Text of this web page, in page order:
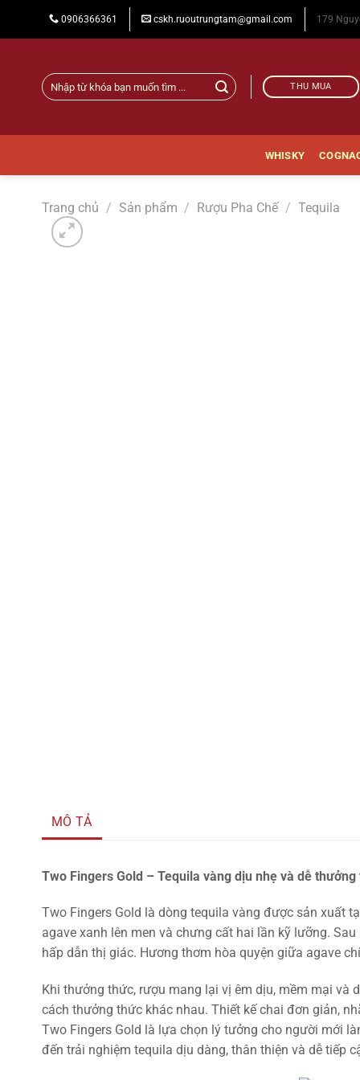
0906366361 cskh.ruoutrungtam@gmail.com 179
Tìm
kiếm:
THU MUA
WHISKY
Trang chủ / Sản phẩm / Rượu Pha Chế / Tequila
MÔ TẢ
Two Fingers Gold – Tequila vàng dịu nhẹ và dễ
Two Fingers Gold là dòng tequila vàng được sản xuất
agave xanh lên men và chưng cất hai lần kỹ lưỡng.
hấp dẫn thị giác. Hương thơm hòa quyện giữa agave
Khi thưởng thức, rượu mang lại vị êm dịu, mềm mại và
cách thưởng thức khác nhau. Thiết kế chai đơn giản,
Two Fingers Gold là lựa chọn lý tưởng cho người mới
đến trải nghiệm tequila dịu dàng, thân thiện và dễ tiếp